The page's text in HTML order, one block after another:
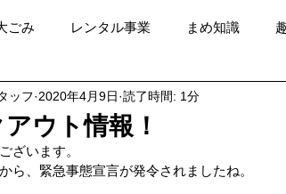
ごみ レンタル事業 まめ知識
経費削減 ナノゾーン
ン削減 電気代削減 長崎ヴェルカを
ウト情報！
ッフ 2020年4月9日 読了時間: 1分
ざいます。
ら、緊急事態宣言が発令されましたね。